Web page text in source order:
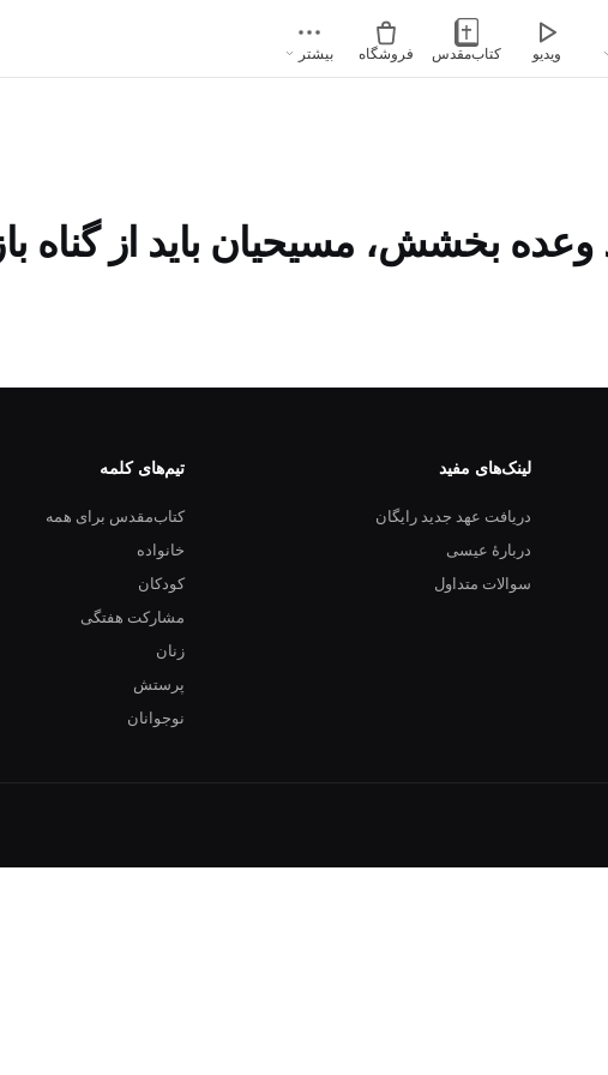
ویدیو کتاب‌مقدس فروشگاه بیشتر
وعده بخشش، مسیحیان باید از گناه
لینک‌های مفید
دریافت عهد جدید رایگان
دربارهٔ عیسی
سوالات متداول
تیم‌های کلمه
کتاب‌مقدس برای همه
خانواده
کودکان
مشارکت هفتگی
زنان
پرستش
نوجوانان